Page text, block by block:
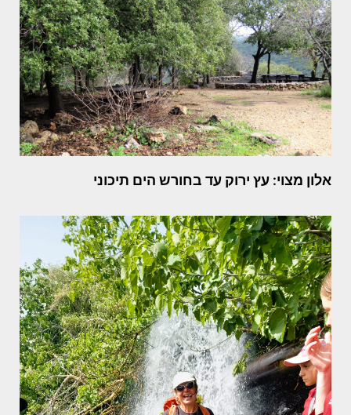
אלון מצוי: עץ ירוק עד בחורש הים תיכוני